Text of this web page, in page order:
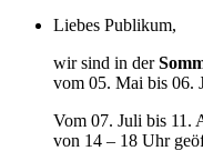
Liebes Publikum,
wir sind in der
vom 05. Mai bis 06.
Vom 07. Juli bis 11.
von 14 – 18 Uhr